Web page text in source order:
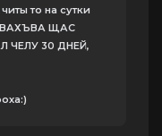
то на сутки
ЩАС
ЧЕЛУ 30 ДНЕЙ,